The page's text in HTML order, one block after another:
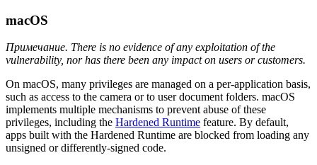
macOS
Примечание. There is no evidence of any exploitation of the
vulnerability, nor has there been any impact on users or customers.
On macOS, many privileges are managed on a per-application basis,
such as access to the camera or to user document folders. macOS
implements multiple mechanisms to prevent abuse of these
privileges, including the Hardened Runtime feature. By default,
apps built with the Hardened Runtime are blocked from loading any
unsigned or differently-signed code.